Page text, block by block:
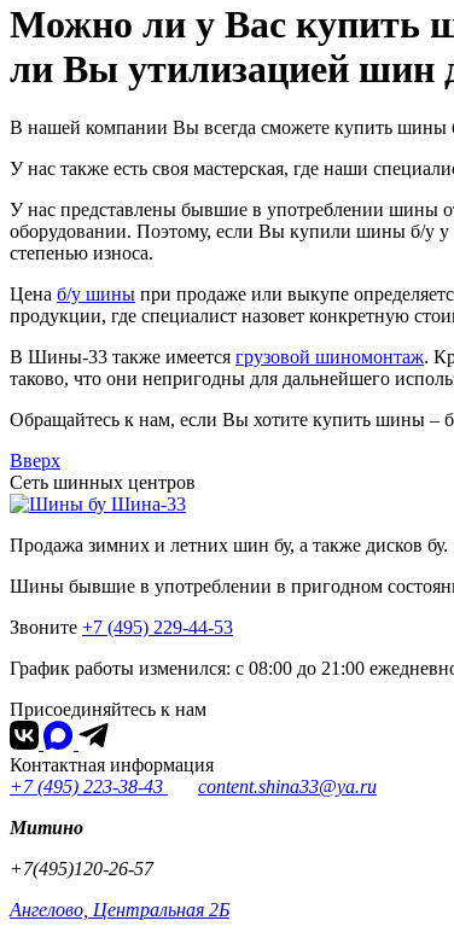
Можно ли у Вас купить
ли Вы утилизацией шин
В нашей компании Вы всегда сможете купить шины
У нас также есть своя мастерская, где наши
У нас представлены бывшие в употреблении шины
оборудовании. Поэтому, если Вы купили шины б/у у
степенью износа.
Цена б/у шины при продаже или выкупе
продукции, где специалист назовет конкретную
В Шины-33 также имеется грузовой шиномонтаж.
таково, что они непригодны для дальнейшего
Обращайтесь к нам, если Вы хотите купить шины –
Вверх
Сеть шинных центров
Шина-33
Продажа зимних и летних шин бу, а также дисков бу.
Шины бывшие в употреблении в пригодном
Звоните +7 (495) 229-44-53
График работы изменился: с 08:00 до 21:00
Присоединяйтесь к нам
Контактная информация
+7 (495) 223-38-43
content.shina33@ya.ru
Митино
+7(495)120-26-57
Ангелово, Центральная 2Б